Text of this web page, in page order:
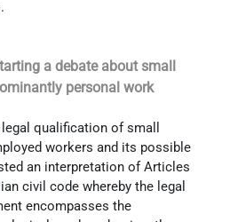
a debate about small
personal work
qualification of small
workers and its possible
an interpretation of Articles
civil code whereby the legal
encompasses the